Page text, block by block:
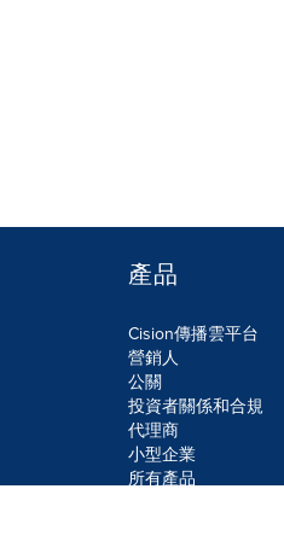
產品
Cision傳播雲平台
營銷人
公關
投資者關係和合規
代理商
小型企業
所有產品